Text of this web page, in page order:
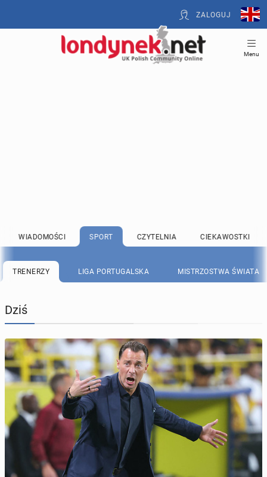
ZALOGUJ
Menu
WIADOMOŚCI SPORT CZYTELNIA CIEKAWOSTKI
TRENERZY LIGA PORTUGALSKA MISTRZOSTWA ŚWIATA
Dziś